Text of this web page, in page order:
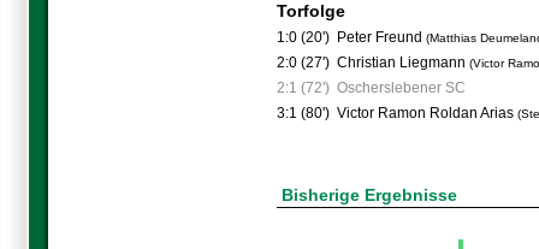
Torfolge
1:0 (20') Peter Freund (Matthias
2:0 (27') Christian Liegmann (Victor
2:1 (72') Oscherslebener SC
3:1 (80') Victor Ramon Roldan Arias
Bisherige Ergebnisse